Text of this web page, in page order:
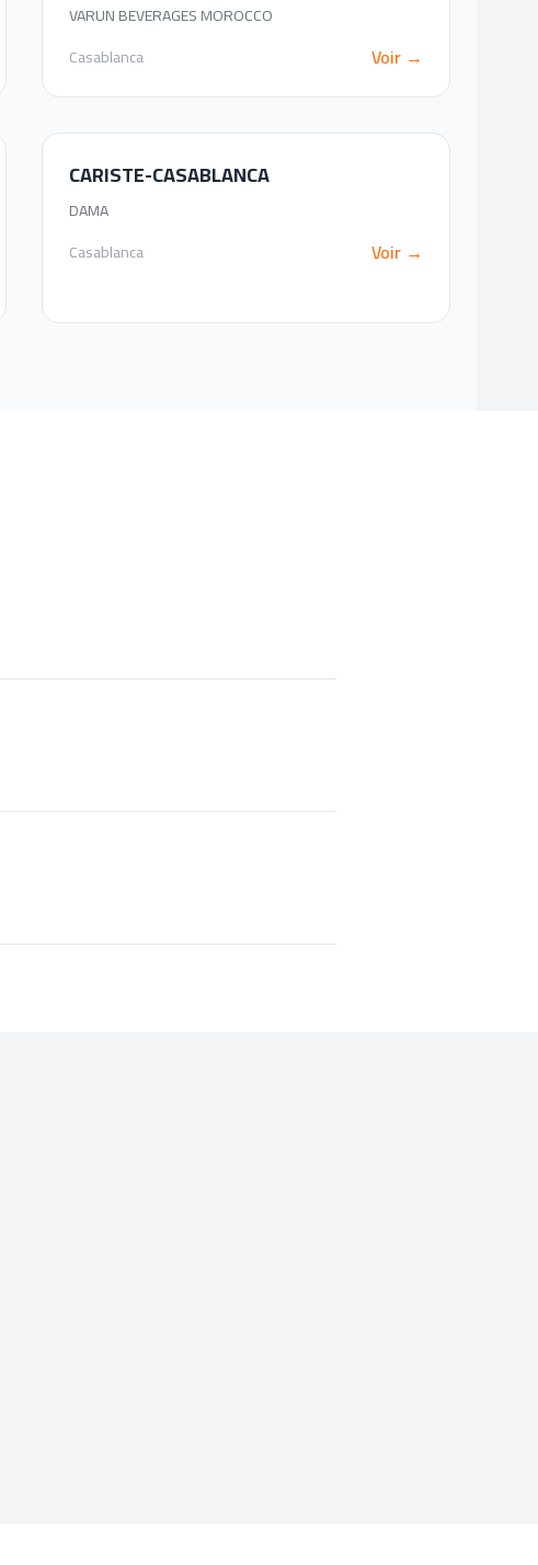
VARUN BEVERAGES MOROCCO
Casablanca
Voir →
CARISTE-CASABLANCA
DAMA
Casablanca
Voir →